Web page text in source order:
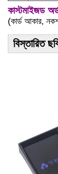
কাস্টমাইজড
(কার্ড আকার,
বিস্তারিত